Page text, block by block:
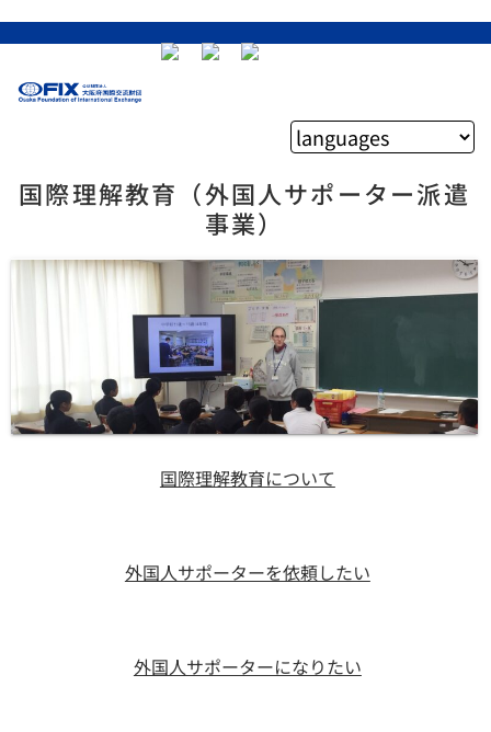
国際理解教育（外国人サポーター派遣
事業）
国際理解教育について
外国人サポーターを依頼したい
外国人サポーターになりたい